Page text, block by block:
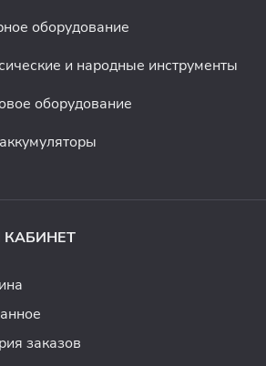
оборудование
и народные инструменты
оборудование
заказов